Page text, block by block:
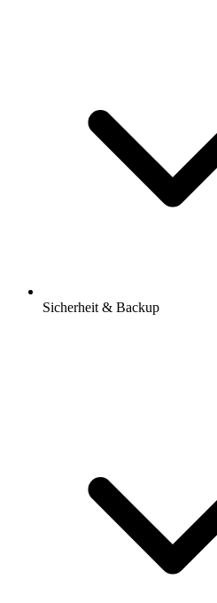
Sicherheit & Backup